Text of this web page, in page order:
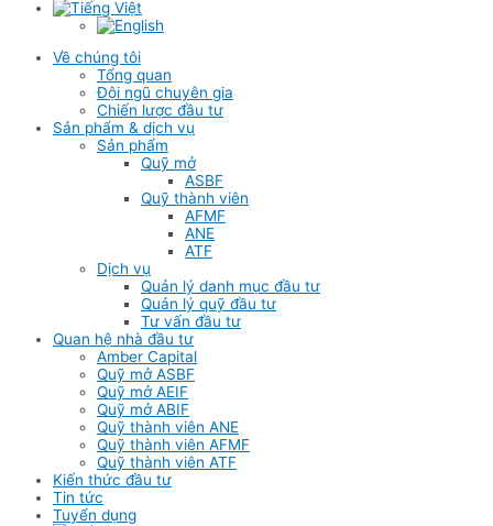
Về chúng tôi
Tổng quan
Đội ngũ chuyên gia
Chiến lược đầu tư
Sản phẩm & dịch vụ
Sản phẩm
Quỹ mở
ASBF
Quỹ thành viên
AFMF
ANE
ATF
Dịch vụ
Quản lý danh mục đầu tư
Quản lý quỹ đầu tư
Tư vấn đầu tư
Quan hệ nhà đầu tư
Amber Capital
Quỹ mở ASBF
Quỹ mở AEIF
Quỹ mở ABIF
Quỹ thành viên ANE
Quỹ thành viên AFMF
Quỹ thành viên ATF
Kiến thức đầu tư
Tin tức
Tuyển dụng